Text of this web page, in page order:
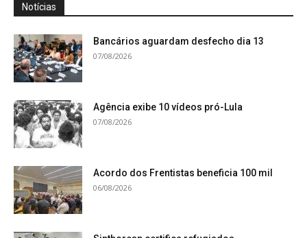
Notícias
Bancários aguardam desfecho dia 13
07/08/2026
Agência exibe 10 vídeos pró-Lula
07/08/2026
Acordo dos Frentistas beneficia 100 mil
06/08/2026